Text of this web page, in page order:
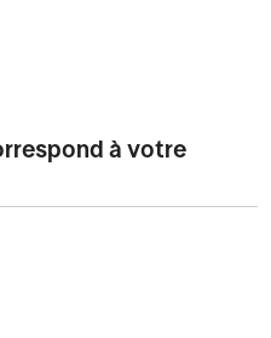
à votre